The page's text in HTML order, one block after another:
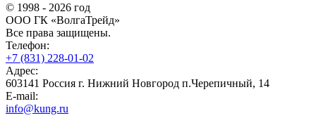
© 1998 - 2026 год
ООО ГК «ВолгаТрейд»
Все права защищены.
Телефон:
+7 (831) 228-01-02
Адрес:
603141 Россия г. Нижний Новгород п.Черепичный, 14
E-mail:
info@kung.ru